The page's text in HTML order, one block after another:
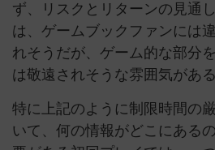
ず、リスクとリターンの見通
は、ゲームブックファンには
れそうだが、ゲーム的な部分
は敬遠されそうな雰囲気がある
特に上記のように制限時間の
いて、何の情報がどこにある